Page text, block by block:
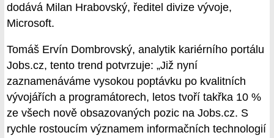
dodává Milan Hrabovský, ředitel divize vývoje,
Microsoft.
Tomáš Ervín Dombrovský, analytik kariérního portálu
Jobs.cz, tento trend potvrzuje: „Již nyní
zaznamenáváme vysokou poptávku po kvalitních
vývojářích a programátorech, letos tvoří takřka 10 %
ze všech nově obsazovaných pozic na Jobs.cz. S
rychle rostoucím významem informačních technologií